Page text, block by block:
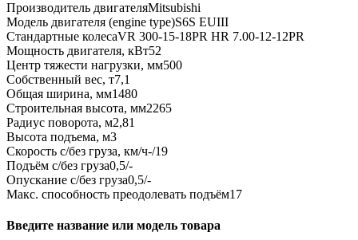
Производитель двигателяMitsubishi
Модель двигателя (engine type)S6S EUIII
Стандартные колесаVR 300-15-18PR HR 7.00-12-12PR
Мощность двигателя, кВт52
Центр тяжести нагрузки, мм500
Собственный вес, т7,1
Общая ширина, мм1480
Строительная высота, мм2265
Радиус поворота, м2,81
Высота подъема, м3
Скорость с/без груза, км/ч-/19
Подъём с/без груза0,5/-
Опускание с/без груза0,5/-
Макс. способность преодолевать подъём17
Введите название или модель товара